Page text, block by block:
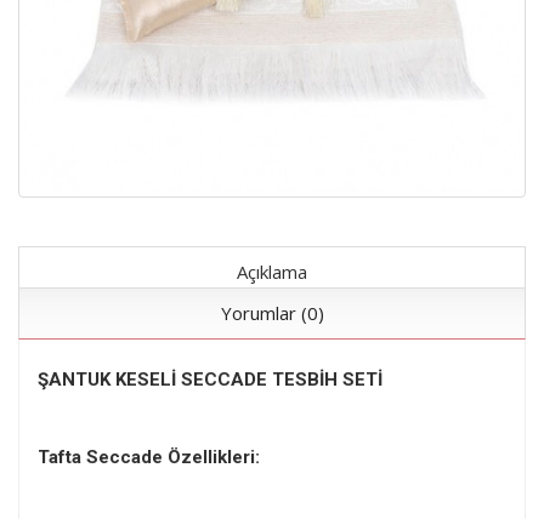
Açıklama
Yorumlar (0)
ŞANTUK KESELİ SECCADE TESBİH SETİ
Tafta Seccade Özellikleri: